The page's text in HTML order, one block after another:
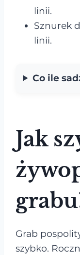
linii.
Sznurek
linii.
Co ile
Jak
Grab
szybko.